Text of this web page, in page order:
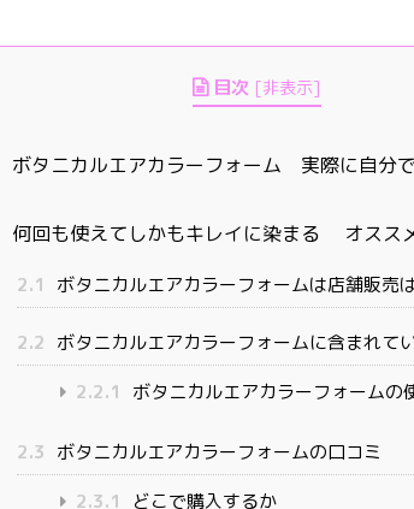
目次 [非表示]
ボタニカルエアカラーフォーム 実際に自分
何回も使えてしかもキレイに染まる オスス
2.1 ボタニカルエアカラーフォームは店舗販売
2.2 ボタニカルエアカラーフォームに含まれて
2.2.1
ボタニカルエアカラーフォームの
2.3 ボタニカルエアカラーフォームの口コミ
2.3.1
どこで購入するか